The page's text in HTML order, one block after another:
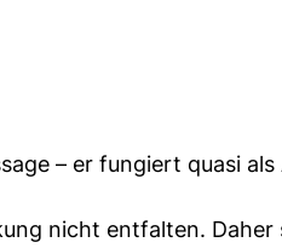
– er fungiert quasi
nicht entfalten.